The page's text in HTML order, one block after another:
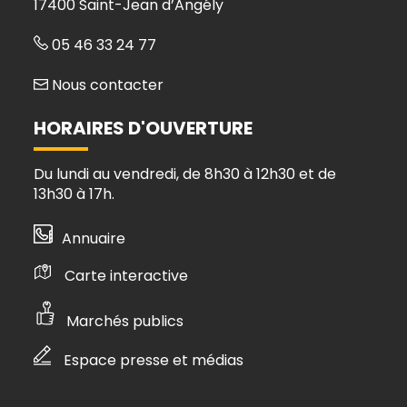
17400 Saint-Jean d’Angély
05 46 33 24 77
Nous contacter
HORAIRES D'OUVERTURE
Du lundi au vendredi, de 8h30 à 12h30 et de
13h30 à 17h.
Annuaire
Carte interactive
Marchés publics
Espace presse et médias